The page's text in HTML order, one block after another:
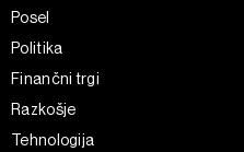
Posel
Politika
Finančni trgi
Razkošje
Tehnologija